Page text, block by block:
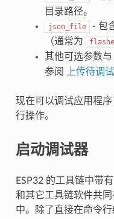
目录路径。
json_file
- 包
（通常为
其他可选参数与
参阅 上传待调
现在可以调试应用程
行操作。
启动调试器
ESP32 的工具链中带
和其它工具链软件共
中。除了直接在命令